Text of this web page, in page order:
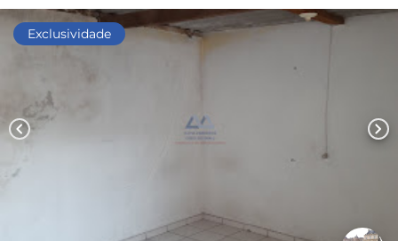
Exclusividade
chevron_left chevron_right